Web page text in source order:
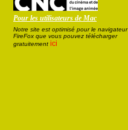
Pour les utilisateurs de Mac
Notre site est optimisé pour le navigateur
FireFox que vous pouvez télécharger
gratuitement ici